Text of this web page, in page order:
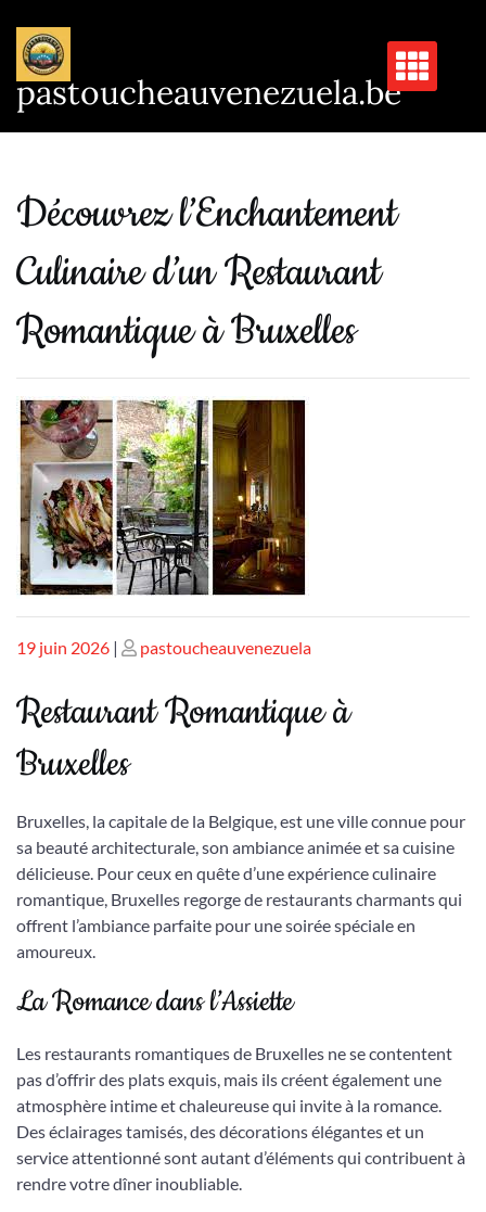
contenu
pastoucheauvenezuela.be
Découvrez l’Enchantement
Culinaire d’un Restaurant
Romantique à Bruxelles
Publié
19 juin 2026 | Publié
pastoucheauvenezuela
Restaurant Romantique à
Bruxelles
Bruxelles, la capitale de la Belgique, est une ville connue pour
sa beauté architecturale, son ambiance animée et sa cuisine
délicieuse. Pour ceux en quête d’une expérience culinaire
romantique, Bruxelles regorge de restaurants charmants qui
offrent l’ambiance parfaite pour une soirée spéciale en
amoureux.
La Romance dans l’Assiette
Les restaurants romantiques de Bruxelles ne se contentent
pas d’offrir des plats exquis, mais ils créent également une
atmosphère intime et chaleureuse qui invite à la romance.
Des éclairages tamisés, des décorations élégantes et un
service attentionné sont autant d’éléments qui contribuent à
rendre votre dîner inoubliable.